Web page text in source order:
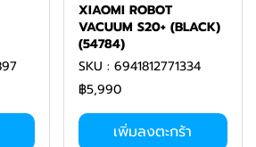
XIAOMI ROBOT
VACUUM S20+ (BLACK)
(54784)
SKU : 6941812771334
฿5,990
เพิ่มลงตะกร้า